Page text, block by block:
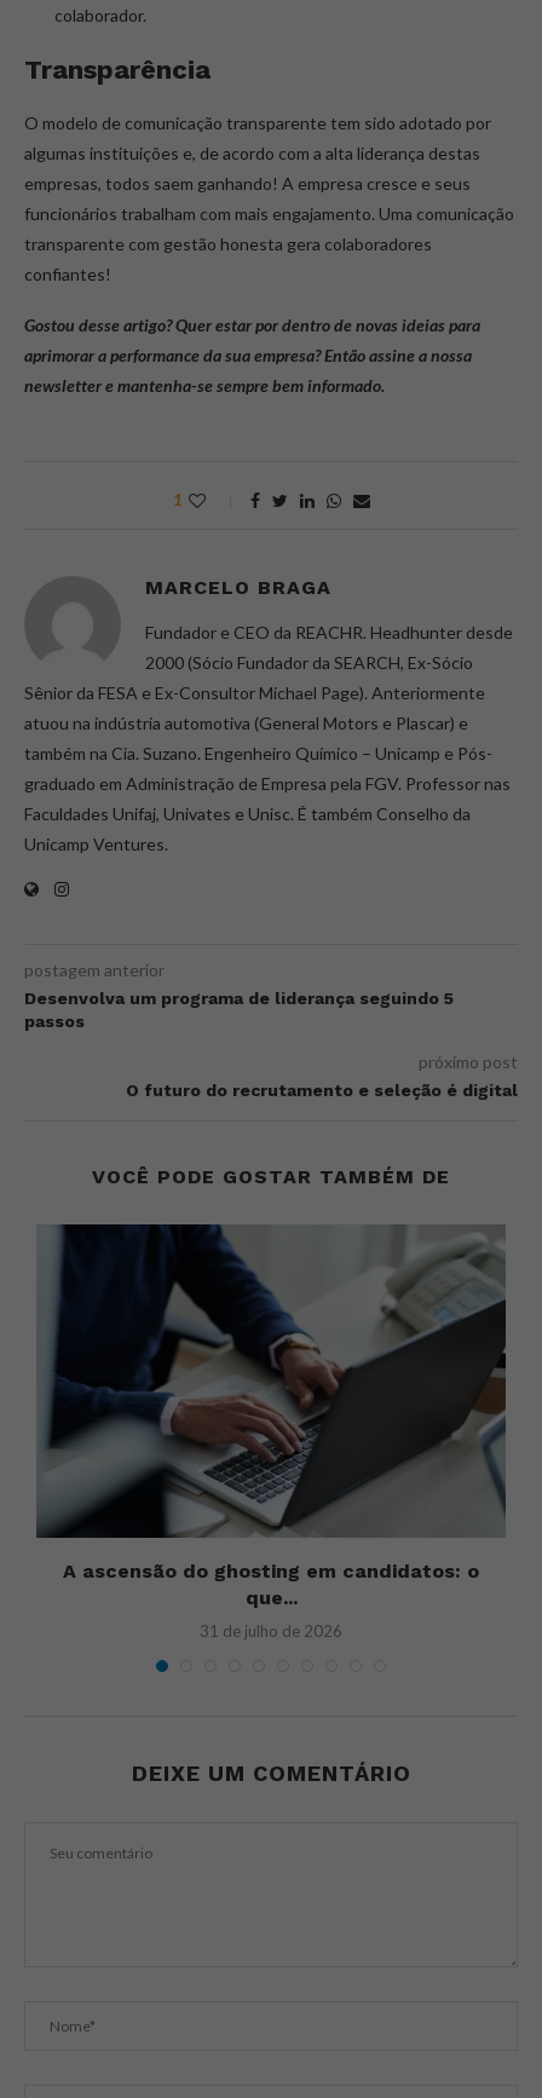
colaborador.
Transparência
O modelo de comunicação transparente tem sido adotado por
algumas instituições e, de acordo com a alta liderança destas
empresas, todos saem ganhando! A empresa cresce e seus
funcionários trabalham com mais engajamento. Uma comunicação
transparente com gestão honesta gera colaboradores
confiantes!
Gostou desse artigo? Quer estar por dentro de novas ideias para
aprimorar a performance da sua empresa? Então assine a nossa
newsletter e mantenha-se sempre bem informado.
1
MARCELO BRAGA
Fundador e CEO da REACHR. Headhunter desde
2000 (Sócio Fundador da SEARCH, Ex-Sócio
Sênior da FESA e Ex-Consultor Michael Page). Anteriormente
atuou na indústria automotiva (General Motors e Plascar) e
também na Cia. Suzano. Engenheiro Químico – Unicamp e Pós-
graduado em Administração de Empresa pela FGV. Professor nas
Faculdades Unifaj, Univates e Unisc. É também Conselho da
Unicamp Ventures.
postagem anterior
Desenvolva um programa de liderança seguindo 5
passos
próximo post
O futuro do recrutamento e seleção é digital
VOCÊ PODE GOSTAR TAMBÉM DE
A ascensão do ghosting em candidatos: o
que...
31 de julho de 2026
DEIXE UM COMENTÁRIO